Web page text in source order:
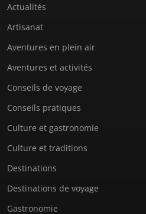
Actualités
Artisanat
Aventures en plein air
Aventures et activités
Conseils de voyage
Conseils pratiques
Culture et gastronomie
Culture et traditions
Destinations
Destinations de voyage
Gastronomie